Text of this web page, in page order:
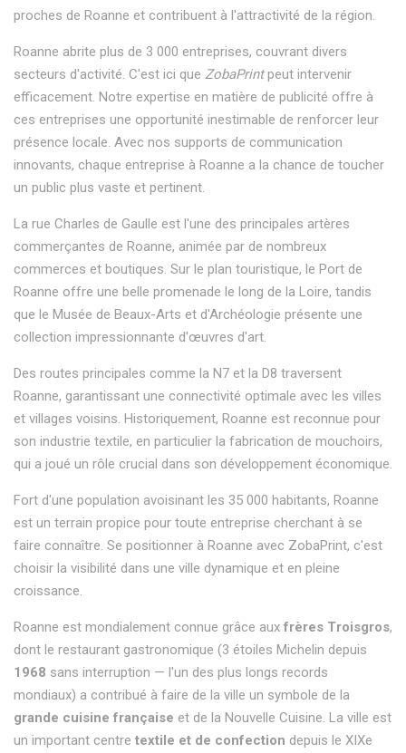
proches de Roanne et contribuent à l'attractivité de la région.
Roanne abrite plus de 3 000 entreprises, couvrant divers
secteurs d'activité. C'est ici que ZobaPrintpeut intervenir
efficacement. Notre expertise en matière de publicité offre à
ces entreprises une opportunité inestimable de renforcer leur
présence locale. Avec nos supports de communication
innovants, chaque entreprise à Roanne a la chance de toucher
un public plus vaste et pertinent.
La rue Charles de Gaulle est l'une des principales artères
commerçantes de Roanne, animée par de nombreux
commerces et boutiques. Sur le plan touristique, le Port de
Roanne offre une belle promenade le long de la Loire, tandis
que le Musée de Beaux-Arts et d'Archéologie présente une
collection impressionnante d'œuvres d'art.
Des routes principales comme la N7 et la D8 traversent
Roanne, garantissant une connectivité optimale avec les villes
et villages voisins. Historiquement, Roanne est reconnue pour
son industrie textile, en particulier la fabrication de mouchoirs,
qui a joué un rôle crucial dans son développement économique.
Fort d'une population avoisinant les 35 000 habitants, Roanne
est un terrain propice pour toute entreprise cherchant à se
faire connaître. Se positionner à Roanne avec ZobaPrint, c'est
choisir la visibilité dans une ville dynamique et en pleine
croissance.
Roanne est mondialement connue grâce aux frères Troisgros,
dont le restaurant gastronomique (3 étoiles Michelin depuis
1968 sans interruption — l'un des plus longs records
mondiaux) a contribué à faire de la ville un symbole de la
grande cuisine française et de la Nouvelle Cuisine. La ville est
un important centre textile et de confection depuis le XIXe